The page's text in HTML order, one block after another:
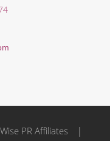
PR Affiliates |